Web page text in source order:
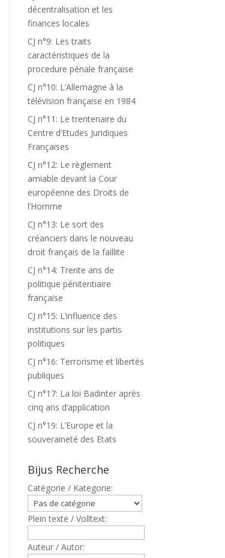
décentralisation et les
finances locales
CJ n°9: Les traits
caractéristiques de la
procedure pénale française
CJ n°10: L’Allemagne à la
télévision française en 1984
CJ n°11: Le trentenaire du
Centre d’Etudes Juridiques
Françaises
CJ n°12: Le règlement
amiable devant la Cour
européenne des Droits de
l’Homme
CJ n°13: Le sort des
créanciers dans le nouveau
droit français de la faillite
CJ n°14: Trente ans de
politique pénitentiaire
française
CJ n°15: L’influence des
institutions sur les partis
politiques
CJ n°16: Terrorisme et libertés
publiques
CJ n°17: La loi Badinter après
cinq ans d’application
CJ n°19: L’Europe et la
souveraineté des Etats
Bijus Recherche
Catègorie / Kategorie:
Plein texte / Volltext:
Auteur / Autor: